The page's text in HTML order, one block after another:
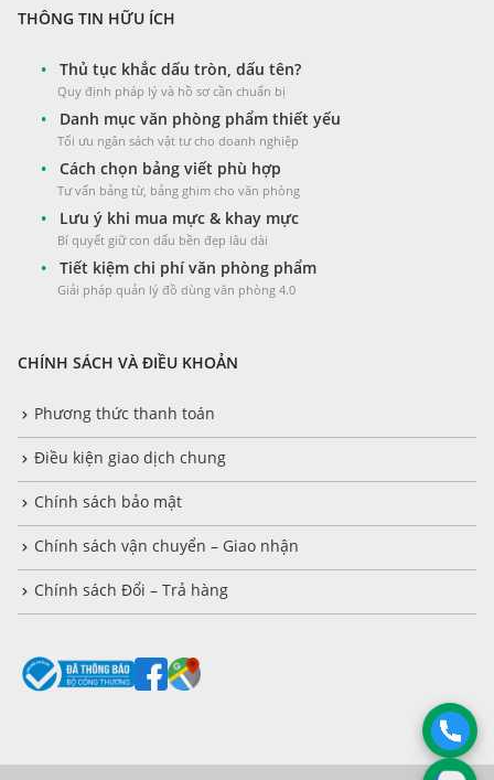
THÔNG TIN HỮU ÍCH
• Thủ tục khắc dấu tròn, dấu tên?
Quy định pháp lý và hồ sơ cần chuẩn bị
• Danh mục văn phòng phẩm thiết yếu
Tối ưu ngân sách vật tư cho doanh nghiệp
• Cách chọn bảng viết phù hợp
Tư vấn bảng từ, bảng ghim cho văn phòng
• Lưu ý khi mua mực & khay mực
Bí quyết giữ con dấu bền đẹp lâu dài
• Tiết kiệm chi phí văn phòng phẩm
Giải pháp quản lý đồ dùng văn phòng 4.0
CHÍNH SÁCH VÀ ĐIỀU KHOẢN
Phương thức thanh toán
Điều kiện giao dịch chung
Chính sách bảo mật
Chính sách vận chuyển – Giao nhận
Chính sách Đổi – Trả hàng